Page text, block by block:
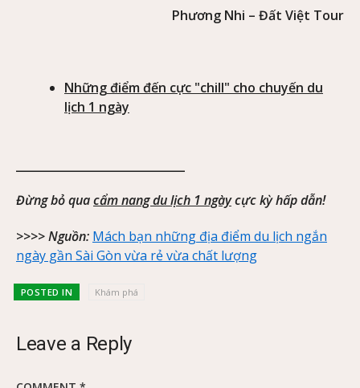
Phương Nhi – Đất Việt Tour
Những điểm đến cực "chill" cho chuyến du
lịch 1 ngày
Đừng bỏ quacẩm nang du lịch 1 ngàycực kỳ hấp dẫn!
>>>> Nguồn: Mách bạn những địa điểm du lịch ngắn
ngày gần Sài Gòn vừa rẻ vừa chất lượng
POSTED IN Khám phá
Leave a Reply